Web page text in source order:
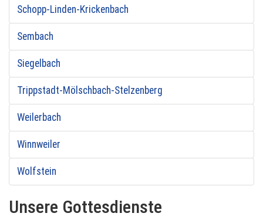
Schopp-Linden-Krickenbach
Sembach
Siegelbach
Trippstadt-Mölschbach-Stelzenberg
Weilerbach
Winnweiler
Wolfstein
Unsere Gottesdienste